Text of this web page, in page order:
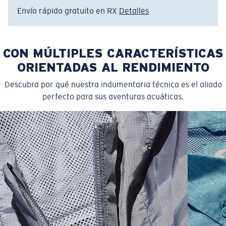
Nombre del modelo:Del Mar Pocket Tee SS
Artículo n.°:FQA401252-7GT
Tamaño:S
SIZES 1. CHEST 2. BODY LENGTH 3. SLEEVE LENGTH
S 19" 27” 7 ¾”
M 21" 28" 8 ¼”
L 23” 29” 8 ¾”
Envío rápido gratuito en RX Detalles
CON MÚLTIPLES CARACTERÍSTICAS
ORIENTADAS AL RENDIMIENTO
Descubra por qué nuestra indumentaria técnica es el aliado
perfecto para sus aventuras acuáticas.